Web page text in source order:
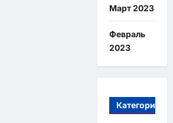
Март 2023
Февраль
2023
Категории